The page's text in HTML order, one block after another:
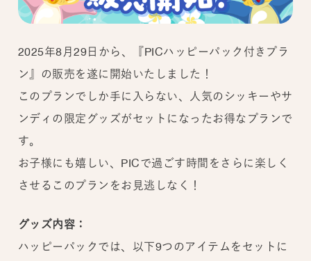
2025年8月29日から、『PICハッピーパック付きプラ
ン』の販売を遂に開始いたしました！
このプランでしか手に入らない、人気のシッキーやサ
ンディの限定グッズがセットになったお得なプランで
す。
お子様にも嬉しい、PICで過ごす時間をさらに楽しく
させるこのプランをお見逃しなく！
グッズ内容：
ハッピーパックでは、以下9つのアイテムをセットに